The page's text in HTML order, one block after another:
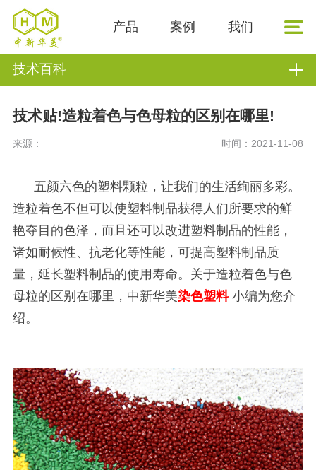
产品 案例 我们
技术百科
技术贴!造粒着色与色母粒的区别在哪里!
来源： 时间：2021-11-08
五颜六色的塑料颗粒，让我们的生活绚丽多彩。
造粒着色不但可以使塑料制品获得人们所要求的鲜
艳夺目的色泽，而且还可以改进塑料制品的性能，
诸如耐候性、抗老化等性能，可提高塑料制品质
量，延长塑料制品的使用寿命。关于造粒着色与色
母粒的区别在哪里，中新华美染色塑料 小编为您介
绍。